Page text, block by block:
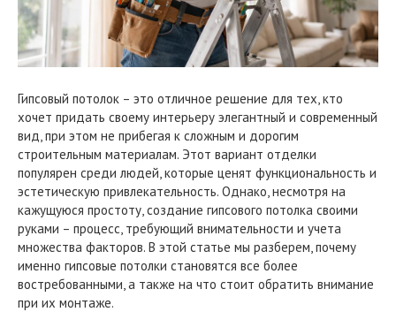
Гипсовый потолок – это отличное решение для тех, кто
хочет придать своему интерьеру элегантный и современный
вид, при этом не прибегая к сложным и дорогим
строительным материалам. Этот вариант отделки
популярен среди людей, которые ценят функциональность и
эстетическую привлекательность. Однако, несмотря на
кажущуюся простоту, создание гипсового потолка своими
руками – процесс, требующий внимательности и учета
множества факторов. В этой статье мы разберем, почему
именно гипсовые потолки становятся все более
востребованными, а также на что стоит обратить внимание
при их монтаже.